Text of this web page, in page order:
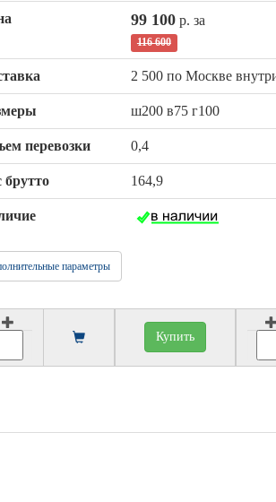
99 100р. за
116 600
2 500 по Москве
ш200 в75 г100
перевозки 0,4
брутто 164,9
параметры
Купить